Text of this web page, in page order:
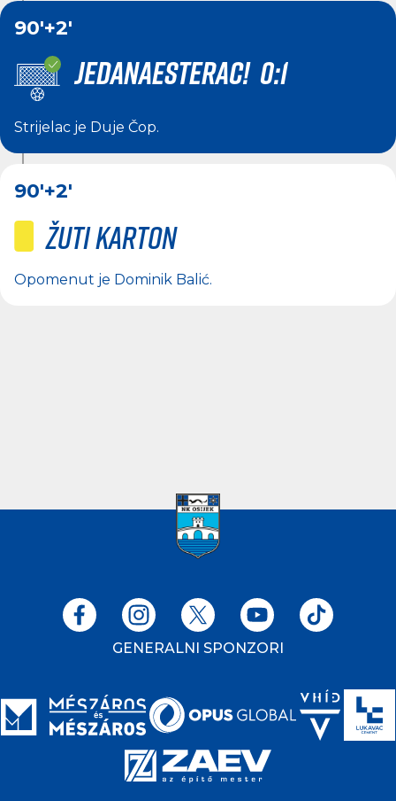
90'+2'
JEDANAESTERAC! 0:1
Strijelac je Duje Čop.
90'+2'
Žuti karton
Opomenut je Dominik Balić.
GENERALNI SPONZORI